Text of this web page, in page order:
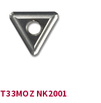
T33MOZ NK2001